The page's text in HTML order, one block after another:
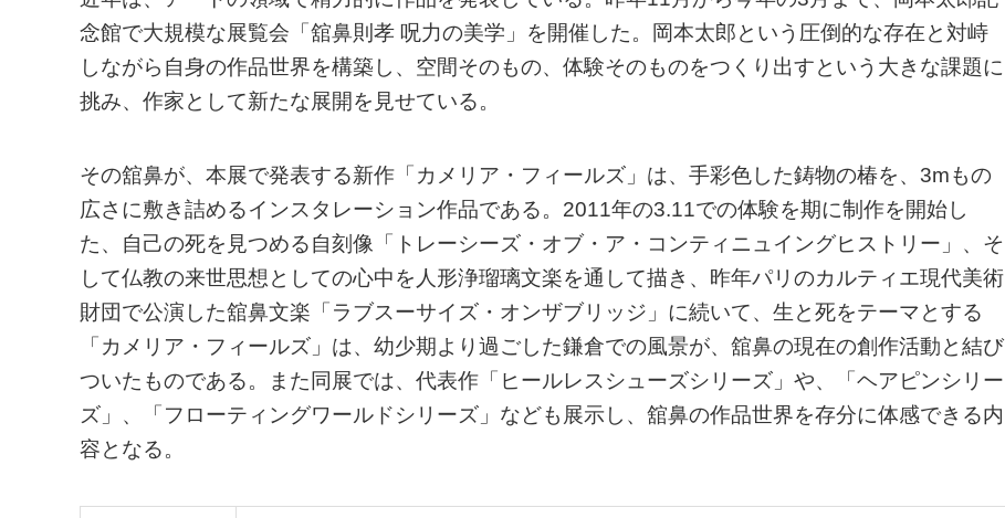
念館で大規模な展覧会「舘鼻則孝 呪力の美学」を開催した。岡本太郎という圧倒的な存在と対峙
しながら自身の作品世界を構築し、空間そのもの、体験そのものをつくり出すという大きな課題に
挑み、作家として新たな展開を見せている。
その舘鼻が、本展で発表する新作「カメリア・フィールズ」は、手彩色した鋳物の椿を、3mもの
広さに敷き詰めるインスタレーション作品である。2011年の3.11での体験を期に制作を開始し
た、自己の死を見つめる自刻像「トレーシーズ・オブ・ア・コンティニュイングヒストリー」、そ
して仏教の来世思想としての心中を人形浄瑠璃文楽を通して描き、昨年パリのカルティエ現代美術
財団で公演した舘鼻文楽「ラブスーサイズ・オンザブリッジ」に続いて、生と死をテーマとする
「カメリア・フィールズ」は、幼少期より過ごした鎌倉での風景が、舘鼻の現在の創作活動と結び
ついたものである。また同展では、代表作「ヒールレスシューズシリーズ」や、「ヘアピンシリー
ズ」、「フローティングワールドシリーズ」なども展示し、舘鼻の作品世界を存分に体感できる内
容となる。